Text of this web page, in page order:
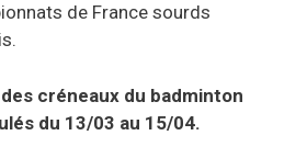
de France sourds
des créneaux du badminton
du 13/03 au 15/04.